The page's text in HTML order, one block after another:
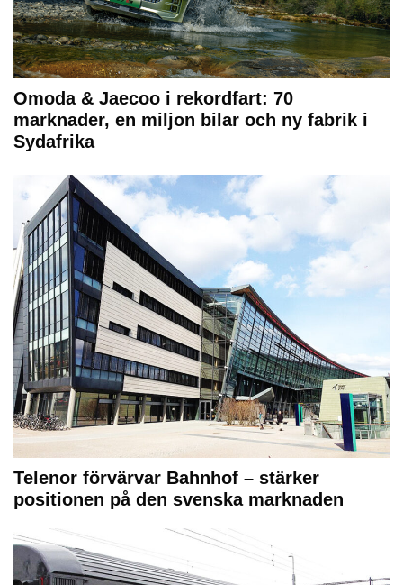
Omoda & Jaecoo i rekordfart: 70
marknader, en miljon bilar och ny fabrik i
Sydafrika
Telenor förvärvar Bahnhof – stärker
positionen på den svenska marknaden